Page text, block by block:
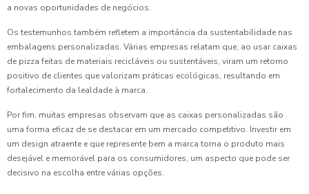
a novas oportunidades de negócios.
Os testemunhos também refletem a importância da sustentabilidade nas
embalagens personalizadas. Várias empresas relatam que, ao usar caixas
de pizza feitas de materiais recicláveis ou sustentáveis, viram um retorno
positivo de clientes que valorizam práticas ecológicas, resultando em
fortalecimento da lealdade à marca.
Por fim, muitas empresas observam que as caixas personalizadas são
uma forma eficaz de se destacar em um mercado competitivo. Investir em
um design atraente e que represente bem a marca torna o produto mais
desejável e memorável para os consumidores, um aspecto que pode ser
decisivo na escolha entre várias opções.